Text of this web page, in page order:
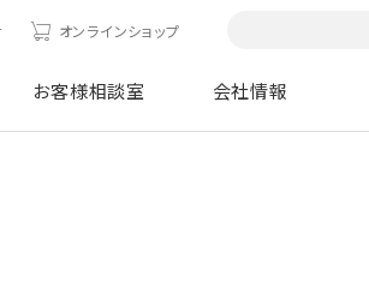
オンラインショップ
お客様相談室 会社情報